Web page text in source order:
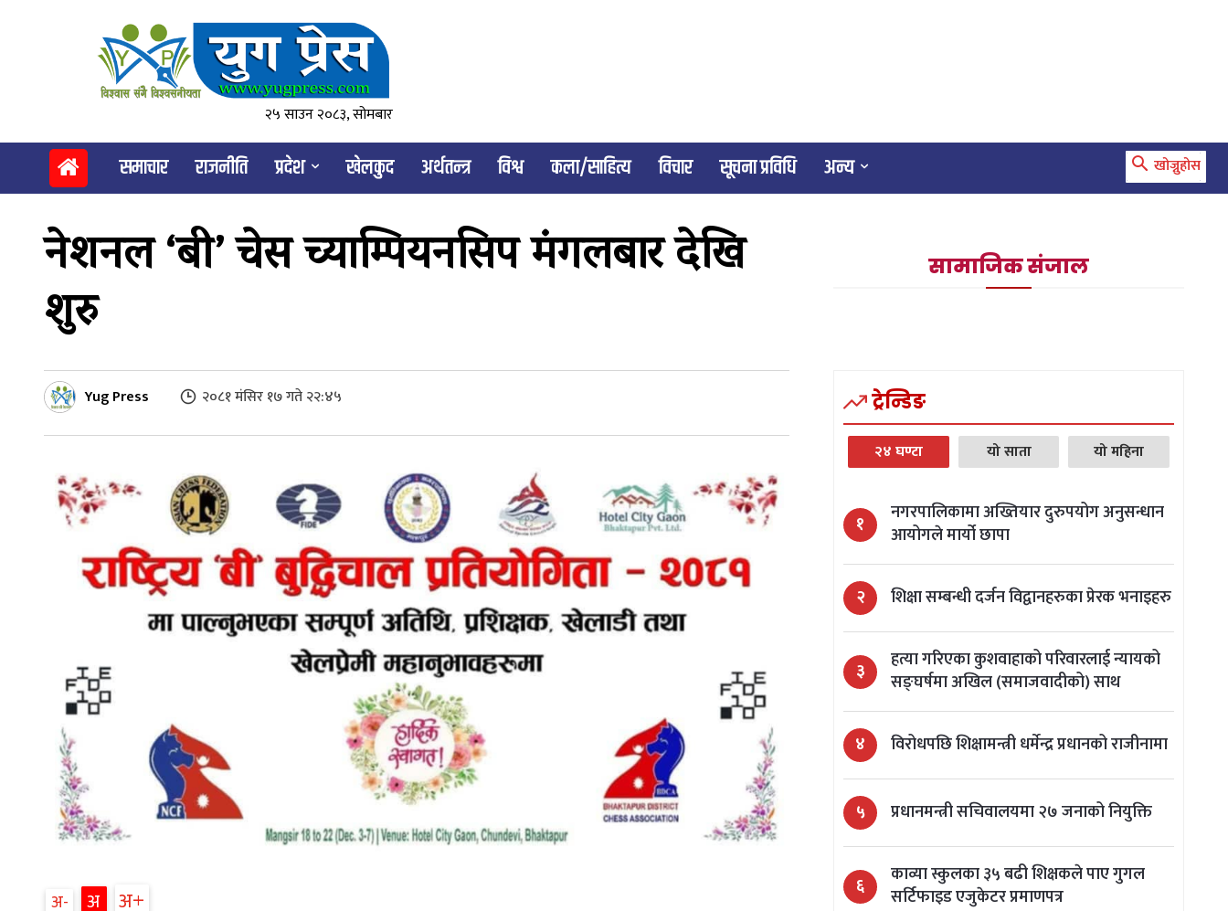
२५ साउन २०८३, सोमबार
समाचार राजनीति प्रदेश खेलकुद अर्थतन्त्र विश्व कला/साहित्य विचार सूचना प्रविधि अन्य खोज्नुहोस
नेशनल ‘बी’ चेस च्याम्पियनसिप मंगलबार देखि
शुरु
Yug Press २०८१ मंसिर १७ गते २२:४५
अ अ अ
सामाजिक संजाल
ट्रेन्डिङ
२४ घण्टा यो साता यो महिना
१
नगरपालिकामा अख्तियार दुरुपयोग अनुसन्धान
आयोगले मार्यो छापा
२ शिक्षा सम्बन्धी दर्जन विद्वानहरुका प्रेरक भनाइहरु
३
हत्या गरिएका कुशवाहाको परिवारलाई न्यायको
सङ्घर्षमा अखिल (समाजवादीको) साथ
४ विरोधपछि शिक्षामन्त्री धर्मेन्द्र प्रधानको राजीनामा
५ प्रधानमन्त्री सचिवालयमा २७ जनाको नियुक्ति
६
काव्या स्कुलका ३५ बढी शिक्षकले पाए गुगल
सर्टिफाइड एजुकेटर प्रमाणपत्र